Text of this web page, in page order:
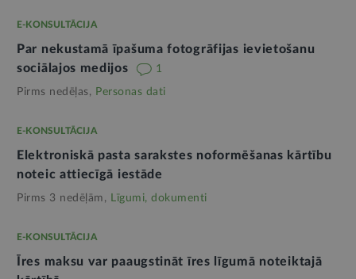
E-KONSULTĀCIJA
Par nekustamā īpašuma fotogrāfijas ievietošanu
sociālajos medijos
1
Pirms nedēļas, Personas dati
E-KONSULTĀCIJA
Elektroniskā pasta sarakstes noformēšanas kārtību
noteic attiecīgā iestāde
Pirms 3 nedēļām, Līgumi, dokumenti
E-KONSULTĀCIJA
Īres maksu var paaugstināt īres līgumā noteiktajā